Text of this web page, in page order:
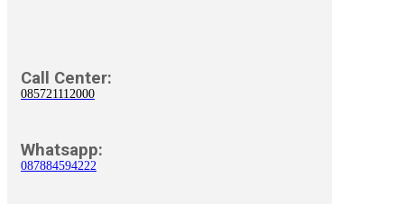
Call Center:
085721112000
Whatsapp:
087884594222